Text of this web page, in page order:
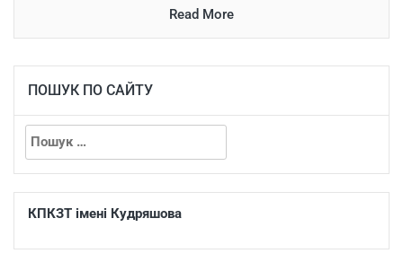
Read More
ПОШУК ПО САЙТУ
КПКЗТ імені Кудряшова